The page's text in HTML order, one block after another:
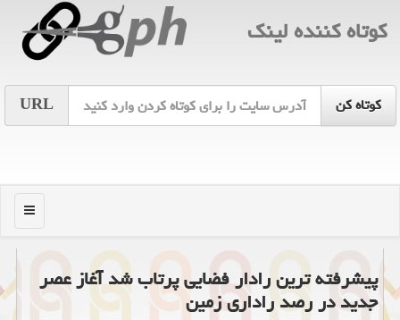
كوتاه كننده لینك
URL
منو
پیشرفته ترین رادار فضایی پرتاب شد آغاز عصر
جدید در رصد راداری زمین